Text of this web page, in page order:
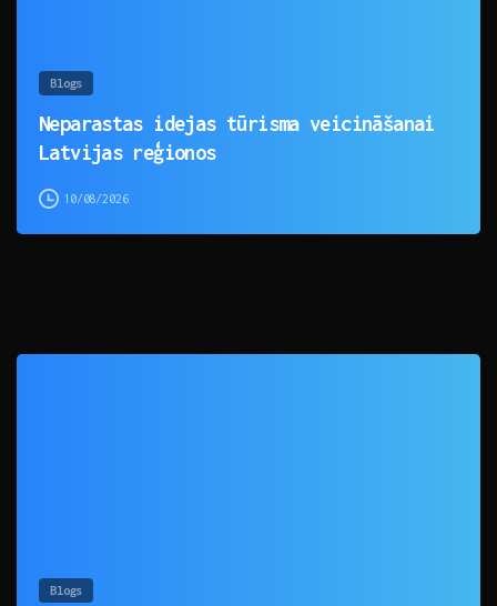
Blogs
Neparastas idejas tūrisma veicināšanai
Latvijas reģionos
10/08/2026
Blogs